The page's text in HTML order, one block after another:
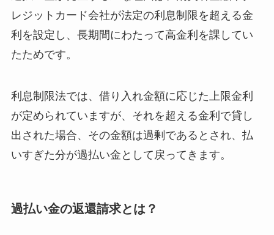
レジットカード会社が法定の利息制限を超える金
利を設定し、長期間にわたって高金利を課してい
たためです。
利息制限法では、借り入れ金額に応じた上限金利
が定められていますが、それを超える金利で貸し
出された場合、その金額は過剰であるとされ、払
いすぎた分が過払い金として戻ってきます。
過払い金の返還請求とは？